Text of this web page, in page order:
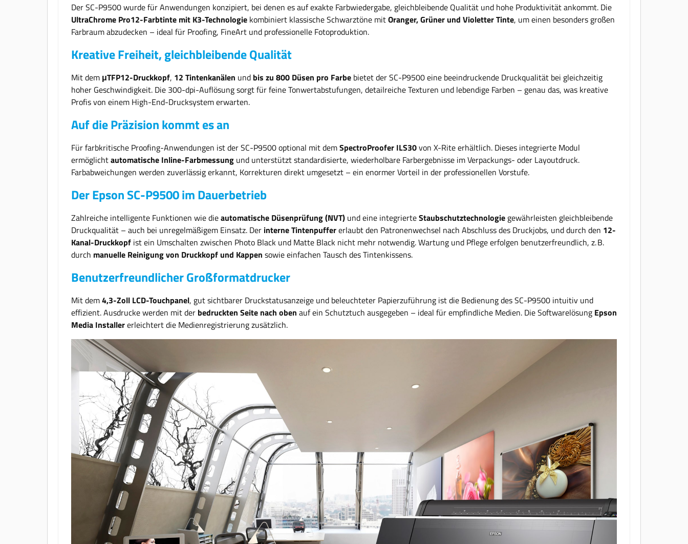
Der SC-P9500 wurde für Anwendungen konzipiert, bei denen es auf exakte Farbwiedergabe, gleichbleibende Qualität und hohe Produktivität ankommt. Die
UltraChrome Pro12-Farbtinte mit K3-Technologie kombiniert klassische Schwarztöne mitOranger, Grüner und Violetter Tinte, um einen besonders großen
Farbraum abzudecken – ideal für Proofing, FineArt und professionelle Fotoproduktion.
Kreative Freiheit, gleichbleibende Qualität
Mit dem μTFP12-Druckkopf, 12 Tintenkanälen und bis zu 800 Düsen pro Farbe bietet der SC-P9500 eine beeindruckende Druckqualität bei gleichzeitig
hoher Geschwindigkeit. Die 300-dpi-Auflösung sorgt für feine Tonwertabstufungen, detailreiche Texturen und lebendige Farben – genau das, was kreative
Profis von einem High-End-Drucksystem erwarten.
Auf die Präzision kommt es an
Für farbkritische Proofing-Anwendungen ist der SC-P9500 optional mit demSpectroProofer ILS30von X-Rite erhältlich. Dieses integrierte Modul
ermöglichtautomatische Inline-Farbmessung und unterstützt standardisierte, wiederholbare Farbergebnisse im Verpackungs- oder Layoutdruck.
Farbabweichungen werden zuverlässig erkannt, Korrekturen direkt umgesetzt – ein enormer Vorteil in der professionellen Vorstufe.
Der Epson SC-P9500 im Dauerbetrieb
Zahlreiche intelligente Funktionen wie dieautomatische Düsenprüfung (NVT) und eine integrierteStaubschutztechnologie gewährleisten gleichbleibende
Druckqualität – auch bei unregelmäßigem Einsatz. Der interne Tintenpuffererlaubt den Patronenwechsel nach Abschluss des Druckjobs, und durch den 12-
Kanal-Druckkopf ist ein Umschalten zwischen Photo Black und Matte Black nicht mehr notwendig. Wartung und Pflege erfolgen benutzerfreundlich, z. B.
durch manuelle Reinigung von Druckkopf und Kappen sowie einfachen Tausch des Tintenkissens.
Benutzerfreundlicher Großformatdrucker
Mit dem4,3-Zoll LCD-Touchpanel, gut sichtbarer Druckstatusanzeige und beleuchteter Papierzuführung ist die Bedienung des SC-P9500 intuitiv und
effizient. Ausdrucke werden mit der bedruckten Seite nach oben auf ein Schutztuch ausgegeben – ideal für empfindliche Medien. Die Softwarelösung Epson
Media Installererleichtert die Medienregistrierung zusätzlich.